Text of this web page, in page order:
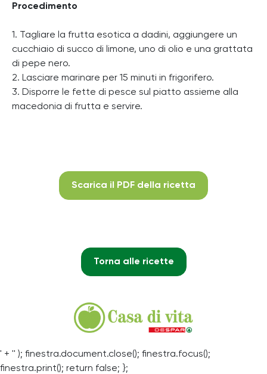
Procedimento
1. Tagliare la frutta esotica a dadini, aggiungere un
cucchiaio di succo di limone, uno di olio e una grattata
di pepe nero.
2. Lasciare marinare per 15 minuti in frigorifero.
3. Disporre le fette di pesce sul piatto assieme alla
macedonia di frutta e servire.
Scarica il PDF della ricetta
Torna alle ricette
' + '' ); finestra.document.close(); finestra.focus();
finestra.print(); return false; };